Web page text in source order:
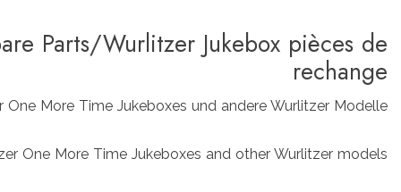
Parts/Wurlitzer Jukebox pièces de
rechange
More Time Jukeboxes und andere Wurlitzer Modelle
One More Time Jukeboxes and other Wurlitzer models